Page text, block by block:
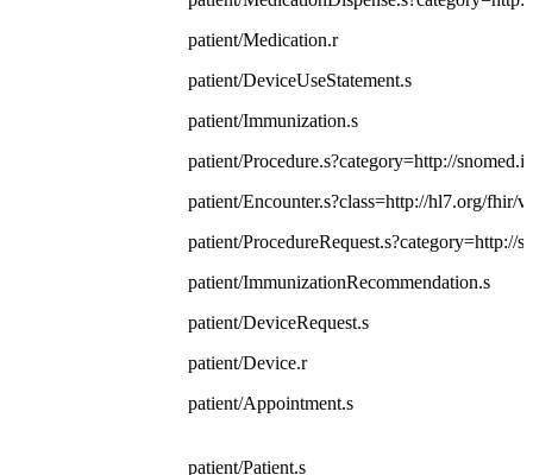
patient/Medication.r
patient/DeviceUseStatement.s
patient/Immunization.s
patient/Procedure.s?category=http://
patient/Encounter.s?class=http://hl7.org/fhir/
patient/ProcedureRequest.s?category=http://
patient/ImmunizationRecommendation.s
patient/DeviceRequest.s
patient/Device.r
patient/Appointment.s
patient/Patient.s